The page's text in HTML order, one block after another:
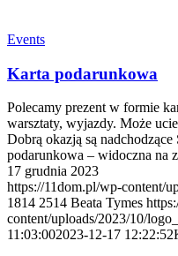
Events
Karta podarunkowa
Polecamy prezent w formie
warsztaty, wyjazdy. Może
Dobrą okazją są
podarunkowa – widoczna na
17 grudnia 2023
https://11dom.pl/wp-content/
1814 2514 Beata Tymes
content/uploads/2023/10/
11:03:002023-12-17 12:22:52